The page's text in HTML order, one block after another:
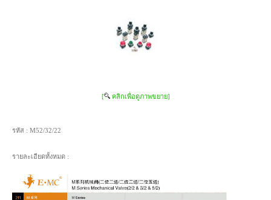
[ คลิกเพื่อดูภาพขยาย]
รหัส : M52/32/22
รายละเอียดทั้งหมด :